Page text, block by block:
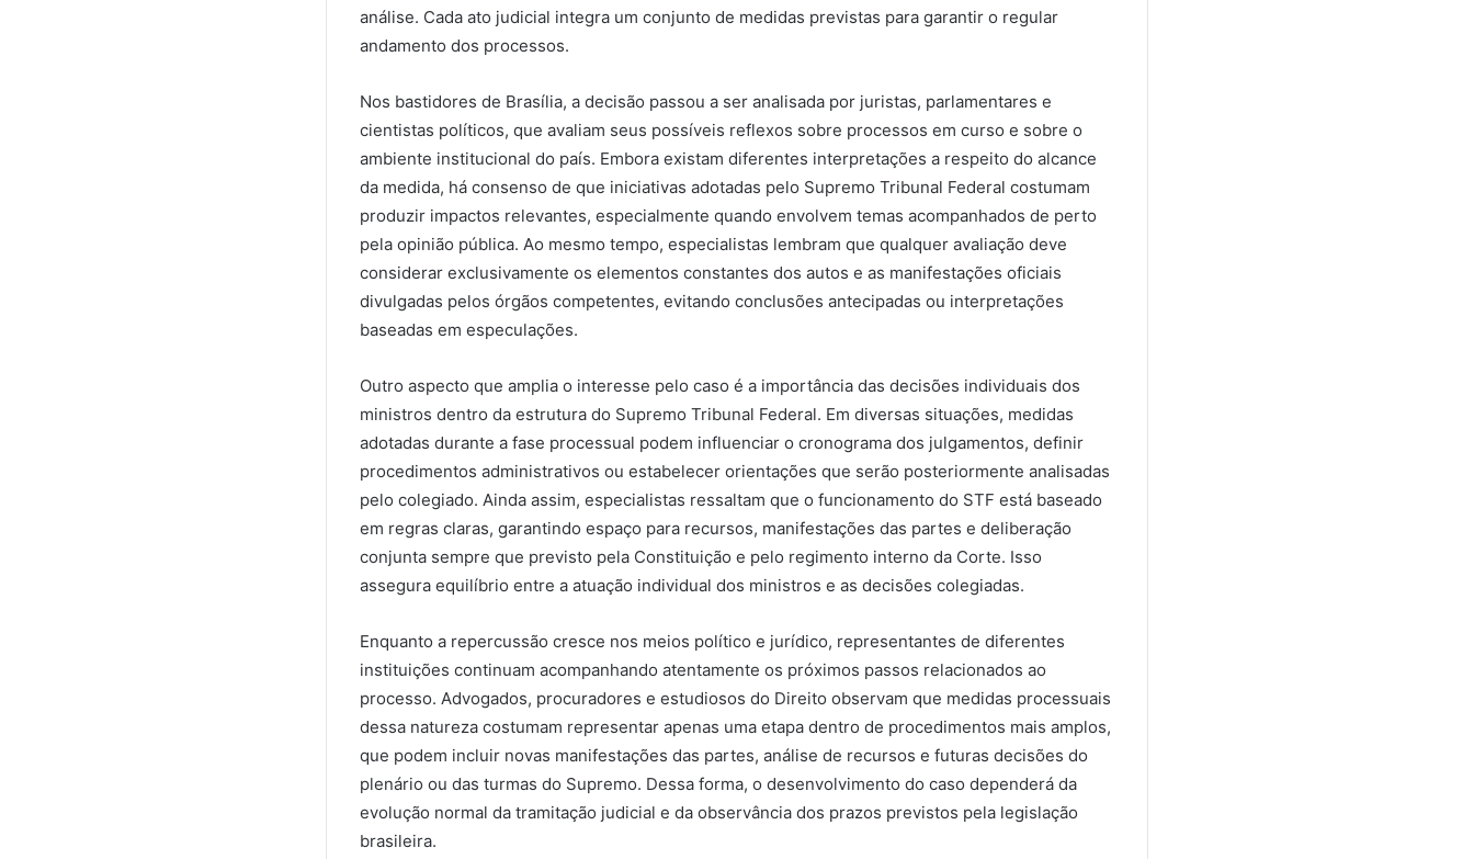
análise. Cada ato judicial integra um conjunto de medidas previstas para garantir o regular
andamento dos processos.
Nos bastidores de Brasília, a decisão passou a ser analisada por juristas, parlamentares e
cientistas políticos, que avaliam seus possíveis reflexos sobre processos em curso e sobre o
ambiente institucional do país. Embora existam diferentes interpretações a respeito do alcance
da medida, há consenso de que iniciativas adotadas pelo Supremo Tribunal Federal costumam
produzir impactos relevantes, especialmente quando envolvem temas acompanhados de perto
pela opinião pública. Ao mesmo tempo, especialistas lembram que qualquer avaliação deve
considerar exclusivamente os elementos constantes dos autos e as manifestações oficiais
divulgadas pelos órgãos competentes, evitando conclusões antecipadas ou interpretações
baseadas em especulações.
Outro aspecto que amplia o interesse pelo caso é a importância das decisões individuais dos
ministros dentro da estrutura do Supremo Tribunal Federal. Em diversas situações, medidas
adotadas durante a fase processual podem influenciar o cronograma dos julgamentos, definir
procedimentos administrativos ou estabelecer orientações que serão posteriormente analisadas
pelo colegiado. Ainda assim, especialistas ressaltam que o funcionamento do STF está baseado
em regras claras, garantindo espaço para recursos, manifestações das partes e deliberação
conjunta sempre que previsto pela Constituição e pelo regimento interno da Corte. Isso
assegura equilíbrio entre a atuação individual dos ministros e as decisões colegiadas.
Enquanto a repercussão cresce nos meios político e jurídico, representantes de diferentes
instituições continuam acompanhando atentamente os próximos passos relacionados ao
processo. Advogados, procuradores e estudiosos do Direito observam que medidas processuais
dessa natureza costumam representar apenas uma etapa dentro de procedimentos mais amplos,
que podem incluir novas manifestações das partes, análise de recursos e futuras decisões do
plenário ou das turmas do Supremo. Dessa forma, o desenvolvimento do caso dependerá da
evolução normal da tramitação judicial e da observância dos prazos previstos pela legislação
brasileira.